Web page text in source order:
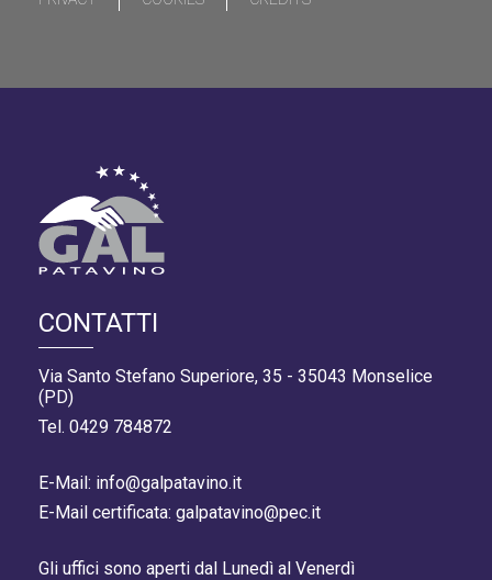
CONTATTI
Via Santo Stefano Superiore, 35 - 35043 Monselice
(PD)
Tel. 0429 784872
E-Mail: info@galpatavino.it
E-Mail certificata: galpatavino@pec.it
Gli uffici sono aperti dal Lunedì al Venerdì